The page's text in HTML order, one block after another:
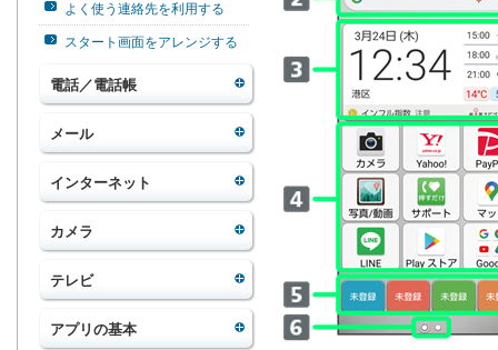
よく使う連絡先を利用する
スタート画面をアレンジする
電話／電話帳
メール
インターネット
カメラ
テレビ
アプリの基本